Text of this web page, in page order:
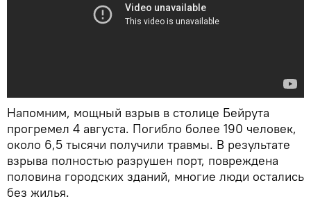
Напомним, мощный взрыв в столице Бейрута
прогремел 4 августа. Погибло более 190 человек,
около 6,5 тысячи получили травмы. В результате
взрыва полностью разрушен порт, повреждена
половина городских зданий, многие люди остались
без жилья.